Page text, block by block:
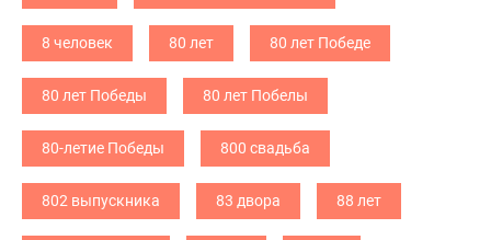
8 человек 80 лет 80 лет Победе
80 лет Победы 80 лет Побелы
80-летие Победы 800 свадьба
802 выпускника 83 двора 88 лет